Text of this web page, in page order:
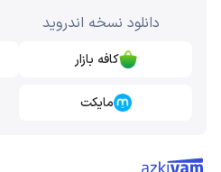
دانلود نسخه اندروید
کافه بازار
مایکت